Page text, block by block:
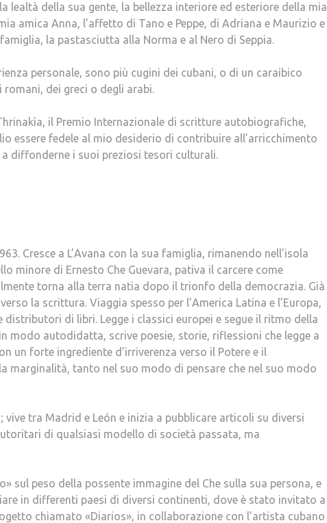
lealtà della sua gente, la bellezza interiore ed esteriore della mia
amica Anna, l’affetto di Tano e Peppe, di Adriana e Maurizio e
la pastasciutta alla Norma e al Nero di Seppia.
personale, sono più cugini dei cubani, o di un caraibico
dei greci o degli arabi.
il Premio Internazionale di scritture autobiografiche,
essere fedele al mio desiderio di contribuire all’arricchimento
diffonderne i suoi preziosi tesori culturali.
Cresce a L’Avana con la sua famiglia, rimanendo nell’isola
minore di Ernesto Che Guevara, pativa il carcere come
torna alla terra natia dopo il trionfo della democrazia. Già
la scrittura. Viaggia spesso per l’America Latina e l’Europa,
di libri. Legge i classici europei e segue il ritmo della
modo autodidatta, scrive poesie, storie, riflessioni che legge a
un forte ingrediente d’irriverenza verso il Potere e il
marginalità, tanto nel suo modo di pensare che nel suo modo
tra Madrid e León e inizia a pubblicare articoli su diversi
di qualsiasi modello di società passata, ma
sul peso della possente immagine del Che sulla sua persona, e
in differenti paesi di diversi continenti, dove è stato invitato a
chiamato «Diarios», in collaborazione con l’artista cubano